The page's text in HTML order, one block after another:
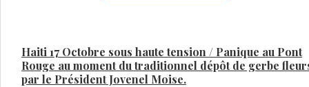
Haiti 17 Octobre sous haute tension / Panique au Pont
Rouge au moment du traditionnel dépôt de gerbe
par le Président Jovenel Moise.